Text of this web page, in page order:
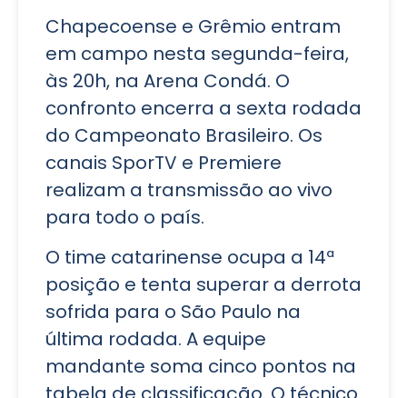
Chapecoense e Grêmio entram
em campo nesta segunda-feira,
às 20h, na Arena Condá. O
confronto encerra a sexta rodada
do Campeonato Brasileiro. Os
canais SporTV e Premiere
realizam a transmissão ao vivo
para todo o país.
O time catarinense ocupa a 14ª
posição e tenta superar a derrota
sofrida para o São Paulo na
última rodada. A equipe
mandante soma cinco pontos na